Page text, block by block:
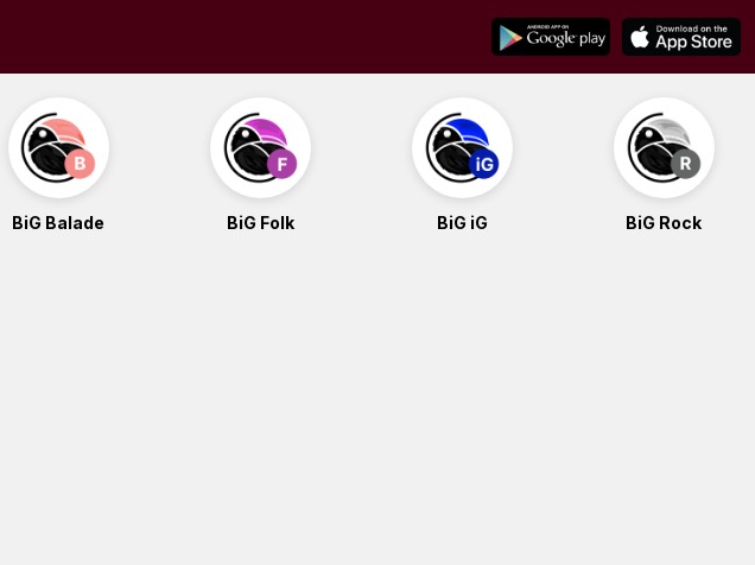
BiG Balade BiG Folk BiG iG BiG Rock